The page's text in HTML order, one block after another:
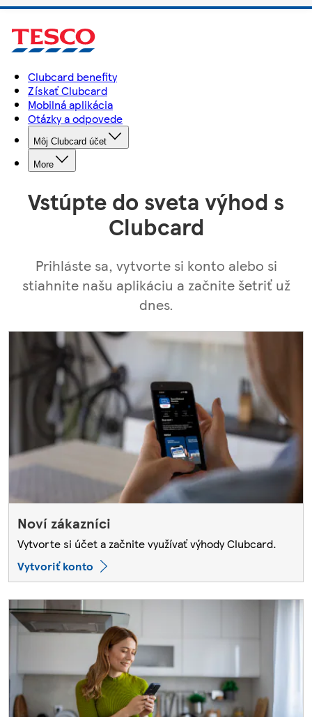
Clubcard benefity
Získať Clubcard
Mobilná aplikácia
Otázky a odpovede
Môj Clubcard účet
More
Vstúpte do sveta výhod s
Clubcard
Prihláste sa, vytvorte si konto alebo si
stiahnite našu aplikáciu a začnite šetriť už
dnes.
Noví zákazníci
Vytvorte si účet a začnite využívať výhody Clubcard.
Vytvoriť konto